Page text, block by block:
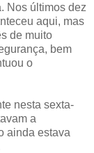
Nos últimos dez
aqui, mas
de muito
bem
o
nesta sexta-
a
ainda estava